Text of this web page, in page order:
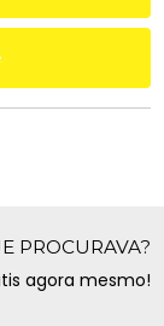
PROCURAVA?
agora mesmo!